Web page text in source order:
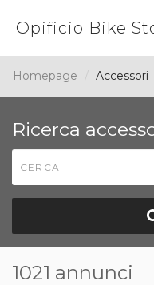
Opificio Bike
Homepage Accessori
Ricerca
1021 annunci